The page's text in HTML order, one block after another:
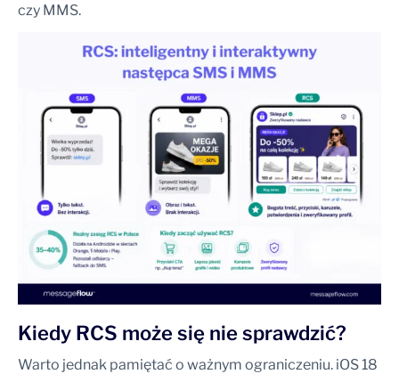
czy MMS.
Kiedy RCS może się nie sprawdzić?
Warto jednak pamiętać o ważnym ograniczeniu. iOS 18